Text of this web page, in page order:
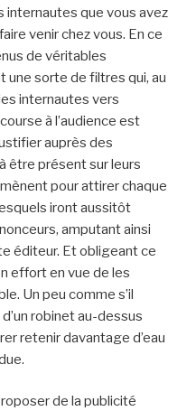
internautes que vous avez
venir chez vous. En ce
de véritables
une sorte de filtres qui, au
internautes vers
à l’audience est
auprès des
être présent sur leurs
pour attirer chaque
iront aussitôt
amputant ainsi
éditeur. Et obligeant ce
effort en vue de les
Un peu comme s’il
robinet au-dessus
retenir davantage d’eau
de la publicité